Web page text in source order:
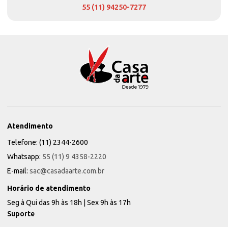
55 (11) 94250-7277
Atendimento
Telefone: (11) 2344-2600
Whatsapp: 55 (11) 9 4358-2220
E-mail: sac@casadaarte.com.br
Horário de atendimento
Seg à Qui das 9h às 18h | Sex 9h às 17h
Suporte